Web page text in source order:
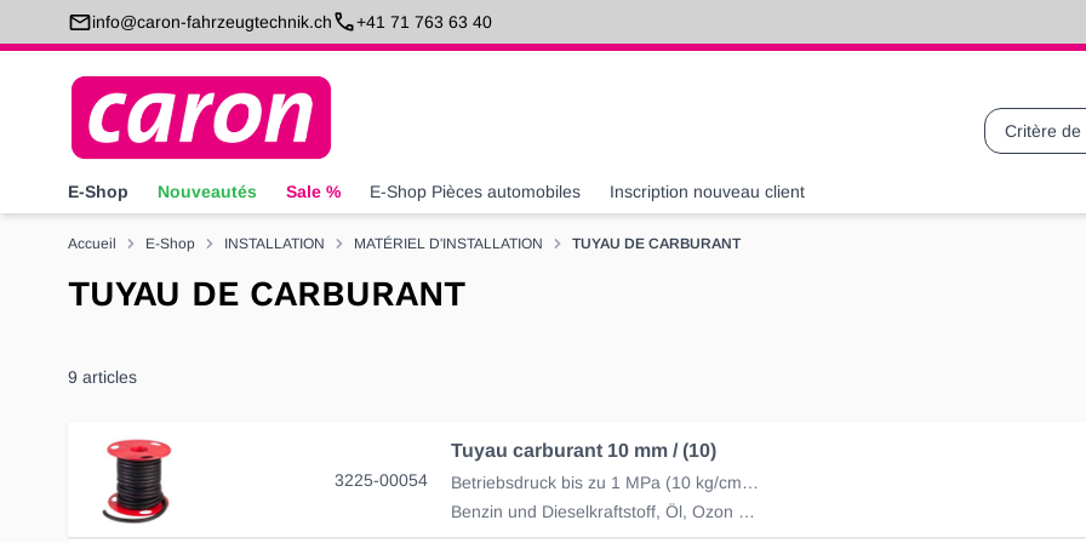
Allez au contenuinfo@caron-fahrzeugtechnik.ch +41 71 763 63 40
Recherche
E-Shop Nouveautés Sale % E-Shop Pièces automobiles Inscription nouveau client
Accueil E-Shop INSTALLATION MATÉRIEL D'INSTALLATION TUYAU DE CARBURANT
TUYAU DE CARBURANT
9 articles
3225-00054
Tuyau carburant 10 mm / (10)
Betriebsdruck bis zu 1 MPa (10 kg/cm2) (Rolle à 10m)
Benzin und Dieselkraftstoff, Öl, Ozon und Witterungseinflüsse